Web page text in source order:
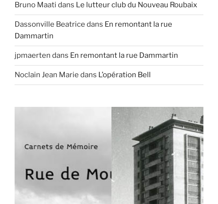
Bruno Maati dans Le lutteur club du Nouveau Roubaix
Dassonville Beatrice dans En remontant la rue
Dammartin
jpmaerten dans En remontant la rue Dammartin
Noclain Jean Marie dans L’opération Bell